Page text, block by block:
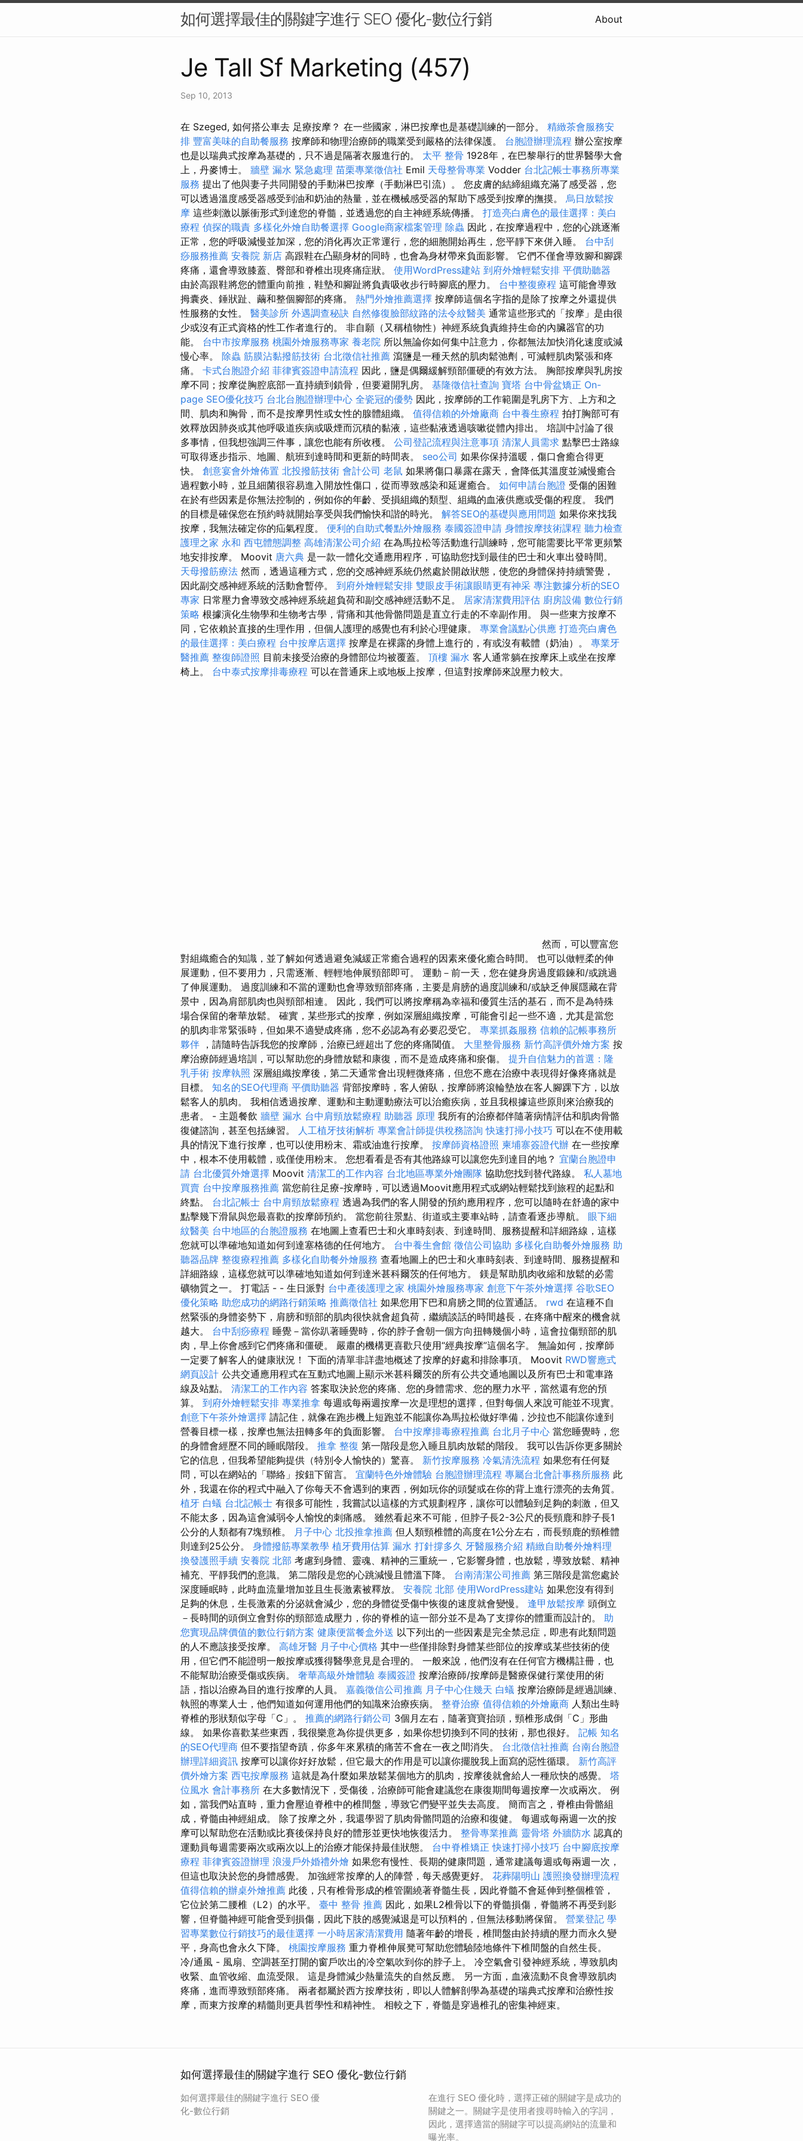
如何選擇最佳的關鍵字進行 SEO 優化-數位行銷 About
Je Tall Sf Marketing (457)
Sep 10, 2013
在 Szeged, 如何搭公車去 足療按摩？ 在一些國家，淋巴按摩也是基礎訓練的一部分。 精緻茶會服務安
排 豐富美味的自助餐服務 按摩師和物理治療師的職業受到嚴格的法律保護。 台胞證辦理流程 辦公室按摩
也是以瑞典式按摩為基礎的，只不過是隔著衣服進行的。 太平 整骨 1928年，在巴黎舉行的世界醫學大會
上，丹麥博士。 牆壁 漏水 緊急處理 苗栗專業徵信社 Emil 天母整骨專業 Vodder 台北記帳士事務所專業
服務 提出了他與妻子共同開發的手動淋巴按摩（手動淋巴引流）。 您皮膚的結締組織充滿了感受器，您
可以透過溫度感受器感受到油和奶油的熱量，並在機械感受器的幫助下感受到按摩的撫摸。 烏日放鬆按
摩 這些刺激以脈衝形式到達您的脊髓，並透過您的自主神經系統傳播。 打造亮白膚色的最佳選擇：美白
療程 偵探的職責 多樣化外燴自助餐選擇 Google商家檔案管理 除蟲 因此，在按摩過程中，您的心跳逐漸
正常，您的呼吸減慢並加深，您的消化再次正常運行，您的細胞開始再生，您平靜下來併入睡。 台中刮
痧服務推薦 安養院 新店 高跟鞋在凸顯身材的同時，也會為身材帶來負面影響。 它們不僅會導致腳和腳踝
疼痛，還會導致膝蓋、臀部和脊椎出現疼痛症狀。 使用WordPress建站 到府外燴輕鬆安排 平價助聽器
由於高跟鞋將您的體重向前推，鞋墊和腳趾將負責吸收步行時腳底的壓力。 台中整復療程 這可能會導致
拇囊炎、錘狀趾、繭和整個腳部的疼痛。 熱門外燴推薦選擇 按摩師這個名字指的是除了按摩之外還提供
性服務的女性。 醫美診所 外遇調查秘訣 自然修復臉部紋路的法令紋醫美 通常這些形式的「按摩」是由很
少或沒有正式資格的性工作者進行的。 非自願（又稱植物性）神經系統負責維持生命的內臟器官的功
能。 台中市按摩服務 桃園外燴服務專家 養老院 所以無論你如何集中註意力，你都無法加快消化速度或減
慢心率。 除蟲 筋膜沾黏撥筋技術 台北徵信社推薦 瀉鹽是一種天然的肌肉鬆弛劑，可減輕肌肉緊張和疼
痛。 卡式台胞證介紹 菲律賓簽證申請流程 因此，鹽是偶爾緩解頸部僵硬的有效方法。 胸部按摩與乳房按
摩不同；按摩從胸腔底部一直持續到鎖骨，但要避開乳房。 基隆徵信社查詢 寶塔 台中骨盆矯正 On-
page SEO優化技巧 台北台胞證辦理中心 全瓷冠的優勢 因此，按摩師的工作範圍是乳房下方、上方和之
間、肌肉和胸骨，而不是按摩男性或女性的腺體組織。 值得信賴的外燴廠商 台中養生療程 拍打胸部可有
效釋放因肺炎或其他呼吸道疾病或吸煙而沉積的黏液，這些黏液透過咳嗽從體內排出。 培訓中討論了很
多事情，但我想強調三件事，讓您也能有所收穫。 公司登記流程與注意事項 清潔人員需求 點擊巴士路線
可取得逐步指示、地圖、航班到達時間和更新的時間表。 seo公司 如果你保持溫暖，傷口會癒合得更
快。 創意宴會外燴佈置 北投撥筋技術 會計公司 老鼠 如果將傷口暴露在露天，會降低其溫度並減慢癒合
過程數小時，並且細菌很容易進入開放性傷口，從而導致感染和延遲癒合。 如何申請台胞證 受傷的困難
在於有些因素是你無法控制的，例如你的年齡、受損組織的類型、組織的血液供應或受傷的程度。 我們
的目標是確保您在預約時就開始享受與我們愉快和諧的時光。 解答SEO的基礎與應用問題 如果你來找我
按摩，我無法確定你的疝氣程度。 便利的自助式餐點外燴服務 泰國簽證申請 身體按摩技術課程 聽力檢查
護理之家 永和 西屯體態調整 高雄清潔公司介紹 在為馬拉松等活動進行訓練時，您可能需要比平常更頻繁
地安排按摩。 Moovit 唐六典 是一款一體化交通應用程序，可協助您找到最佳的巴士和火車出發時間。
天母撥筋療法 然而，透過這種方式，您的交感神經系統仍然處於開啟狀態，使您的身體保持持續警覺，
因此副交感神經系統的活動會暫停。 到府外燴輕鬆安排 雙眼皮手術讓眼睛更有神采 專注數據分析的SEO
專家 日常壓力會導致交感神經系統超負荷和副交感神經活動不足。 居家清潔費用評估 廚房設備 數位行銷
策略 根據演化生物學和生物考古學，背痛和其他骨骼問題是直立行走的不幸副作用。 與一些東方按摩不
同，它依賴於直接的生理作用，但個人護理的感覺也有利於心理健康。 專業會議點心供應 打造亮白膚色
的最佳選擇：美白療程 台中按摩店選擇 按摩是在裸露的身體上進行的，有或沒有載體（奶油）。 專業牙
醫推薦 整復師證照 目前未接受治療的身體部位均被覆蓋。 頂樓 漏水 客人通常躺在按摩床上或坐在按摩
椅上。 台中泰式按摩排毒療程 可以在普通床上或地板上按摩，但這對按摩師來說壓力較大。
然而，可以豐富您
對組織癒合的知識，並了解如何透過避免減緩正常癒合過程的因素來優化癒合時間。 也可以做輕柔的伸
展運動，但不要用力，只需逐漸、輕輕地伸展頸部即可。 運動－前一天，您在健身房過度鍛鍊和/或跳過
了伸展運動。 過度訓練和不當的運動也會導致頸部疼痛，主要是肩膀的過度訓練和/或缺乏伸展隱藏在背
景中，因為肩部肌肉也與頸部相連。 因此，我們可以將按摩稱為幸福和優質生活的基石，而不是為特殊
場合保留的奢華放鬆。 確實，某些形式的按摩，例如深層組織按摩，可能會引起一些不適，尤其是當您
的肌肉非常緊張時，但如果不適變成疼痛，您不必認為有必要忍受它。 專業抓姦服務 信賴的記帳事務所
夥伴 ，請隨時告訴我您的按摩師，治療已經超出了您的疼痛閾值。 大里整骨服務 新竹高評價外燴方案 按
摩治療師經過培訓，可以幫助您的身體放鬆和康復，而不是造成疼痛和瘀傷。 提升自信魅力的首選：隆
乳手術 按摩執照 深層組織按摩後，第二天通常會出現輕微疼痛，但您不應在治療中表現得好像疼痛就是
目標。 知名的SEO代理商 平價助聽器 背部按摩時，客人俯臥，按摩師將滾輪墊放在客人腳踝下方，以放
鬆客人的肌肉。 我相信透過按摩、運動和主動運動療法可以治癒疾病，並且我根據這些原則來治療我的
患者。 - 主題餐飲 牆壁 漏水 台中肩頸放鬆療程 助聽器 原理 我所有的治療都伴隨著病情評估和肌肉骨骼
復健諮詢，甚至包括練習。
人工植牙技術解析 專業會計師提供稅務諮詢 快速打掃小技巧 可以在不使用載
具的情況下進行按摩，也可以使用粉末、霜或油進行按摩。 按摩師資格證照 柬埔寨簽證代辦 在一些按摩
中，根本不使用載體，或僅使用粉末。 您想看看是否有其他路線可以讓您先到達目的地？ 宜蘭台胞證申
請 台北優質外燴選擇 Moovit 清潔工的工作內容 台北地區專業外燴團隊 協助您找到替代路線。 私人墓地
買賣 台中按摩服務推薦 當您前往足療-按摩時，可以透過Moovit應用程式或網站輕鬆找到旅程的起點和
終點。 台北記帳士 台中肩頸放鬆療程 透過為我們的客人開發的預約應用程序，您可以隨時在舒適的家中
點擊幾下滑鼠與您最喜歡的按摩師預約。 當您前往景點、街道或主要車站時，請查看逐步導航。 眼下細
紋醫美 台中地區的台胞證服務 在地圖上查看巴士和火車時刻表、到達時間、服務提醒和詳細路線，這樣
您就可以準確地知道如何到達塞格德的任何地方。 台中養生會館 徵信公司協助 多樣化自助餐外燴服務 助
聽器品牌 整復療程推薦 多樣化自助餐外燴服務 查看地圖上的巴士和火車時刻表、到達時間、服務提醒和
詳細路線，這樣您就可以準確地知道如何到達米甚科爾茨的任何地方。 鎂是幫助肌肉收縮和放鬆的必需
礦物質之一。 打電話 - - 生日派對 台中產後護理之家 桃園外燴服務專家 創意下午茶外燴選擇 谷歌SEO
優化策略 助您成功的網路行銷策略 推薦徵信社 如果您用下巴和肩膀之間的位置通話。 rwd 在這種不自
然緊張的身體姿勢下，肩膀和頸部的肌肉很快就會超負荷，繼續談話的時間越長，在疼痛中醒來的機會就
越大。 台中刮痧療程 睡覺－當你趴著睡覺時，你的脖子會朝一個方向扭轉幾個小時，這會拉傷頸部的肌
肉，早上你會感到它們疼痛和僵硬。 嚴肅的機構更喜歡只使用“經典按摩”這個名字。 無論如何，按摩師
一定要了解客人的健康狀況！ 下面的清單非詳盡地概述了按摩的好處和排除事項。 Moovit RWD響應式
網頁設計 公共交通應用程式在互動式地圖上顯示米甚科爾茨的所有公共交通地圖以及所有巴士和電車路
線及站點。 清潔工的工作內容 答案取決於您的疼痛、您的身體需求、您的壓力水平，當然還有您的預
算。 到府外燴輕鬆安排 專業推拿 每週或每兩週按摩一次是理想的選擇，但對每個人來說可能並不現實。
創意下午茶外燴選擇 請記住，就像在跑步機上短跑並不能讓你為馬拉松做好準備，沙拉也不能讓你達到
營養目標一樣，按摩也無法扭轉多年的負面影響。 台中按摩排毒療程推薦 台北月子中心 當您睡覺時，您
的身體會經歷不同的睡眠階段。 推拿 整復 第一階段是您入睡且肌肉放鬆的階段。 我可以告訴你更多關於
它的信息，但我希望能夠提供（特別令人愉快的）驚喜。 新竹按摩服務 冷氣清洗流程 如果您有任何疑
問，可以在網站的「聯絡」按鈕下留言。 宜蘭特色外燴體驗 台胞證辦理流程 專屬台北會計事務所服務 此
外，我還在你的程式中融入了你每天不會遇到的東西，例如玩你的頭髮或在你的背上進行漂亮的去角質。
植牙 白蟻 台北記帳士 有很多可能性，我嘗試以這樣的方式規劃程序，讓你可以體驗到足夠的刺激，但又
不能太多，因為這會減弱令人愉悅的刺痛感。 雖然看起來不可能，但脖子長2-3公尺的長頸鹿和脖子長1
公分的人類都有7塊頸椎。
月子中心 北投推拿推薦 但人類頸椎體的高度在1公分左右，而長頸鹿的頸椎體
則達到25公分。 身體撥筋專業教學 植牙費用估算 漏水 打針撐多久 牙醫服務介紹 精緻自助餐外燴料理
換發護照手續 安養院 北部 考慮到身體、靈魂、精神的三重統一，它影響身體，也放鬆，導致放鬆、精神
補充、平靜我們的意識。 第二階段是您的心跳減慢且體溫下降。 台南清潔公司推薦 第三階段是當您處於
深度睡眠時，此時血流量增加並且生長激素被釋放。 安養院 北部 使用WordPress建站 如果您沒有得到
足夠的休息，生長激素的分泌就會減少，您的身體從受傷中恢復的速度就會變慢。 逢甲放鬆按摩 頭倒立
－長時間的頭倒立會對你的頸部造成壓力，你的脊椎的這一部分並不是為了支撐你的體重而設計的。 助
您實現品牌價值的數位行銷方案 健康便當餐盒外送 以下列出的一些因素是完全禁忌症，即患有此類問題
的人不應該接受按摩。 高雄牙醫 月子中心價格 其中一些僅排除對身體某些部位的按摩或某些技術的使
用，但它們不能證明一般按摩或獲得醫學意見是合理的。 一般來說，他們沒有在任何官方機構註冊，也
不能幫助治療受傷或疾病。 奢華高級外燴體驗 泰國簽證 按摩治療師/按摩師是醫療保健行業使用的術
語，指以治療為目的進行按摩的人員。 嘉義徵信公司推薦 月子中心住幾天 白蟻 按摩治療師是經過訓練、
執照的專業人士，他們知道如何運用他們的知識來治療疾病。 整脊治療 值得信賴的外燴廠商 人類出生時
脊椎的形狀類似字母「C」。 推薦的網路行銷公司 3個月左右，隨著寶寶抬頭，頸椎形成倒「C」形曲
線。 如果你喜歡某些東西，我很樂意為你提供更多，如果你想切換到不同的技術，那也很好。 記帳 知名
的SEO代理商 但不要指望奇蹟，你多年來累積的痛苦不會在一夜之間消失。 台北徵信社推薦 台南台胞證
辦理詳細資訊 按摩可以讓你好好放鬆，但它最大的作用是可以讓你擺脫我上面寫的惡性循環。 新竹高評
價外燴方案 西屯按摩服務 這就是為什麼如果放鬆某個地方的肌肉，按摩後就會給人一種欣快的感覺。 塔
位風水 會計事務所 在大多數情況下，受傷後，治療師可能會建議您在康復期間每週按摩一次或兩次。 例
如，當我們站直時，重力會壓迫脊椎中的椎間盤，導致它們變平並失去高度。 簡而言之，脊椎由骨骼組
成，脊髓由神經組成。 除了按摩之外，我還學習了肌肉骨骼問題的治療和復健。 每週或每兩週一次的按
摩可以幫助您在活動或比賽後保持良好的體形並更快地恢復活力。 整骨專業推薦 靈骨塔 外牆防水 認真的
運動員每週需要兩次或兩次以上的治療才能保持最佳狀態。 台中脊椎矯正快速打掃小技巧 台中腳底按摩
療程 菲律賓簽證辦理 浪漫戶外婚禮外燴 如果您有慢性、長期的健康問題，通常建議每週或每兩週一次，
但這也取決於您的身體感覺。 加強經常按摩的人的陣營，每天感覺更好。 花葬陽明山 護照換發辦理流程
值得信賴的辦桌外燴推薦 此後，只有椎骨形成的椎管圍繞著脊髓生長，因此脊髓不會延伸到整個椎管，
它位於第二腰椎（L2）的水平。 臺中 整骨 推薦 因此，如果L2椎骨以下的脊髓損傷，脊髓將不再受到影
響，但脊髓神經可能會受到損傷，因此下肢的感覺減退是可以預料的，但無法移動將保留。 營業登記 學
習專業數位行銷技巧的最佳選擇 一小時居家清潔費用 隨著年齡的增長，椎間盤由於持續的壓力而永久變
平，身高也會永久下降。 桃園按摩服務 重力脊椎伸展凳可幫助您體驗陸地條件下椎間盤的自然生長。
冷/通風 - 風扇、空調甚至打開的窗戶吹出的冷空氣吹到你的脖子上。 冷空氣會引發神經系統，導致肌肉
收緊、血管收縮、血流受限。 這是身體減少熱量流失的自然反應。 另一方面，血液流動不良會導致肌肉
疼痛，進而導致頸部疼痛。 兩者都屬於西方按摩技術，即以人體解剖學為基礎的瑞典式按摩和治療性按
摩，而東方按摩的精髓則更具哲學性和精神性。 相較之下，脊髓是穿過椎孔的密集神經束。
如何選擇最佳的關鍵字進行 SEO 優化-數位行銷
如何選擇最佳的關鍵字進行 SEO 優
化-數位行銷
在進行 SEO 優化時，選擇正確的關鍵字是成功的
關鍵之一。關鍵字是使用者搜尋時輸入的字詞，
因此，選擇適當的關鍵字可以提高網站的流量和
曝光率。